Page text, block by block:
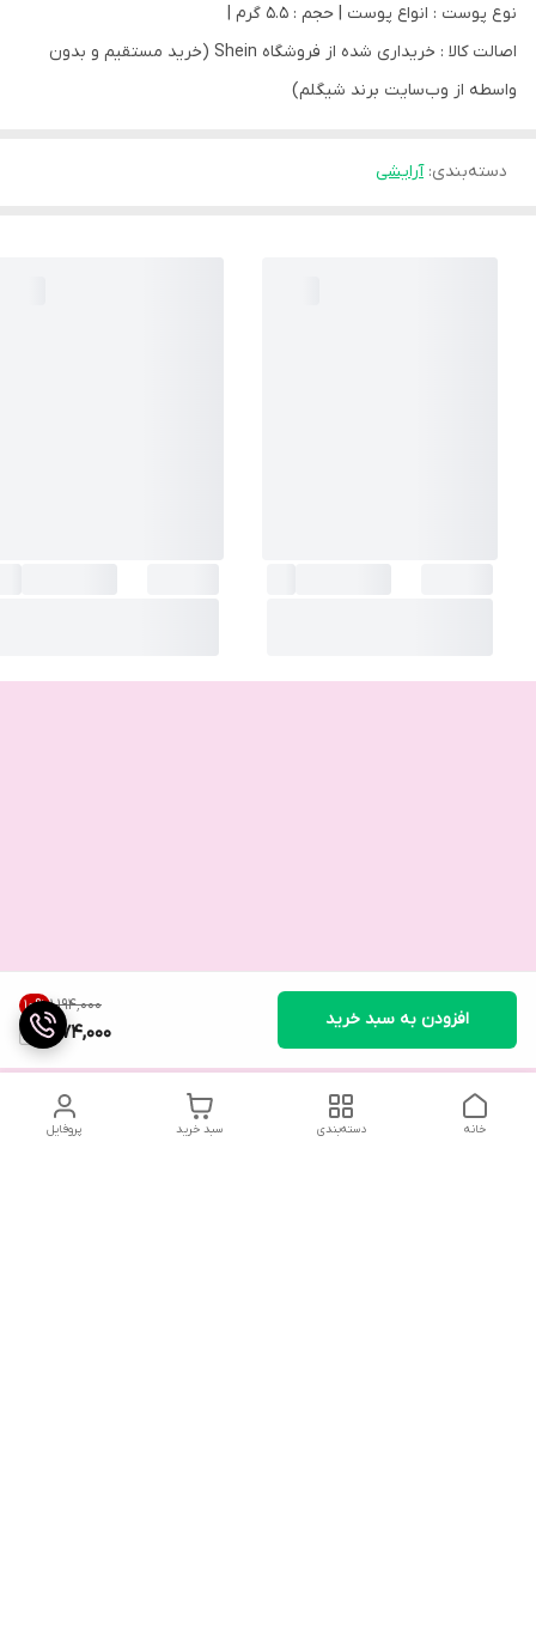
۱٬۱۹۴٬۰۰۰ 10%
1,074,000
افزودن به سبد خرید
نوع پوست : انواع پوست | حجم : 5.5 گرم |
اصالت کالا : خریداری شده از فروشگاه Shein (خرید مستقیم و بدون
واسطه از وب‎‌سایت برند شیگلم)
دسته‌بندی:آرایشی
پروفایل سبد خرید دسته‌بندی خانه